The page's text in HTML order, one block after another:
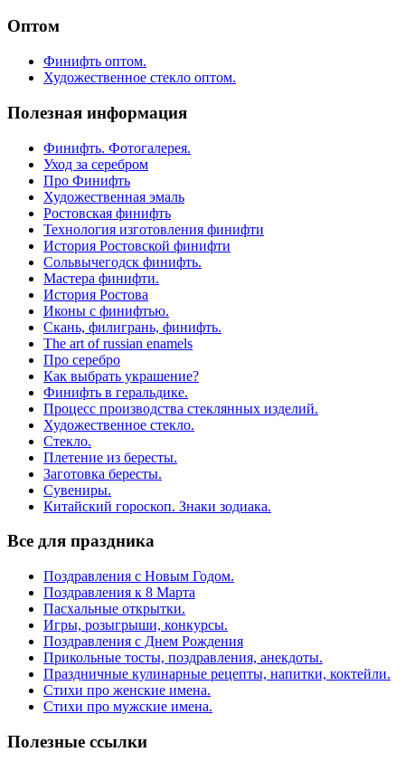
Оптом
Финифть оптом.
Художественное стекло оптом.
Полезная информация
Финифть. Фотогалерея.
Уход за серебром
Про Финифть
Художественная эмаль
Ростовская финифть
Технология изготовления финифти
История Ростовской финифти
Сольвычегодск финифть.
Мастера финифти.
История Ростова
Иконы с финифтью.
Скань, филигрань, финифть.
The art of russian enamels
Про серебро
Как выбрать украшение?
Финифть в геральдике.
Процесс производства стеклянных изделий.
Художественное стекло.
Стекло.
Плетение из бересты.
Заготовка бересты.
Сувениры.
Китайский гороскоп. Знаки зодиака.
Все для праздника
Поздравления с Новым Годом.
Поздравления к 8 Марта
Пасхальные открытки.
Игры, розыгрыши, конкурсы.
Поздравления с Днем Рождения
Прикольные тосты, поздравления, анекдоты.
Праздничные кулинарные рецепты, напитки, коктейли.
Стихи про женские имена.
Стихи про мужские имена.
Полезные ссылки